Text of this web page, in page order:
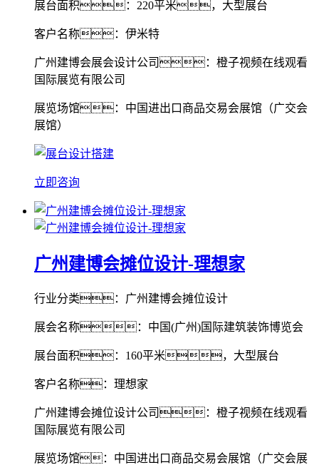
展台面积：220平米，大型展台
客户名称：伊米特
广州建博会展会设计公司：橙子视频在线观看
国际展览有限公司
展览场馆：中国进出口商品交易会展馆（广交会
展馆）
立即咨询
广州建博会摊位设计-理想家
行业分类：广州建博会摊位设计
展会名称：中国(广州)国际建筑装饰博览会
展台面积：160平米，大型展台
客户名称：理想家
广州建博会摊位设计公司：橙子视频在线观看
国际展览有限公司
展览场馆：中国进出口商品交易会展馆（广交会展